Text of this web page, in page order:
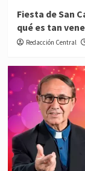
Fiesta de San
qué es tan
Redacción Central